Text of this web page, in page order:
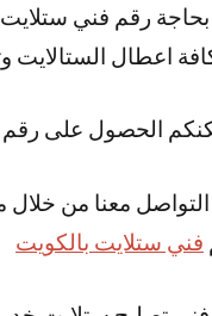
رقم فني
اعطال
الحصول على رقم
معنا من خلال
فني ستلايت بالكويت